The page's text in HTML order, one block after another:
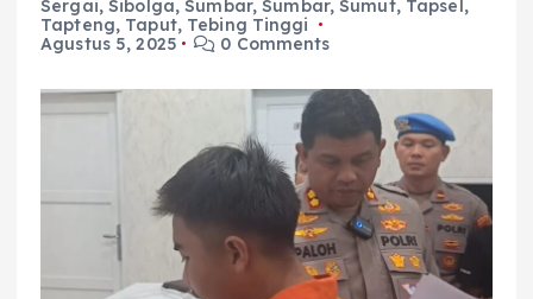
Sergai,Sibolga,Sumbar,Sumbar,Sumut, Tapsel,
Tapteng, Taput, Tebing Tinggi
Agustus 5, 2025
0 Comments